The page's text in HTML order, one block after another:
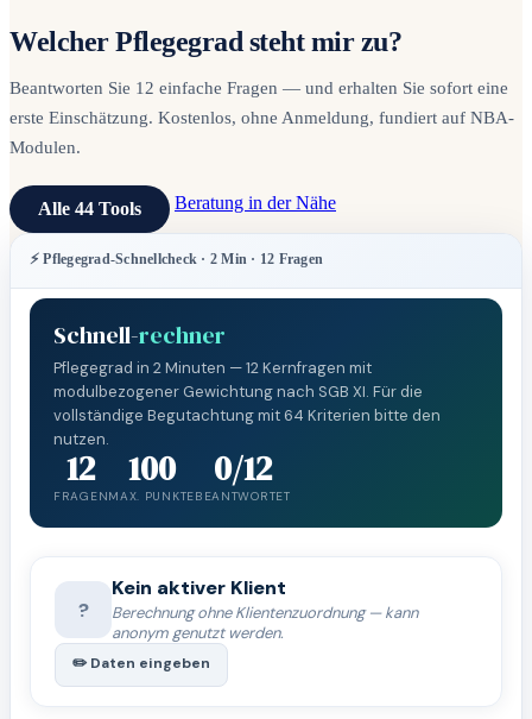
Welcher Pflegegrad steht mir zu?
Beantworten Sie 12 einfache Fragen — und erhalten Sie sofort eine
erste Einschätzung. Kostenlos, ohne Anmeldung, fundiert auf NBA-
Modulen.
Alle 44 Tools Beratung in der Nähe
⚡ Pflegegrad-Schnellcheck · 2 Min · 12 Fragen